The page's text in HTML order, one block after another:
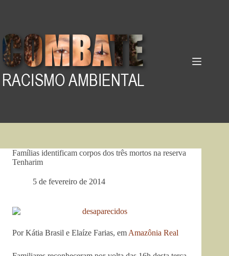
Famílias identificam corpos dos três mortos na reserva
Tenharim
5 de fevereiro de 2014
Por Kátia Brasil e Elaíze Farias, em Amazônia Real